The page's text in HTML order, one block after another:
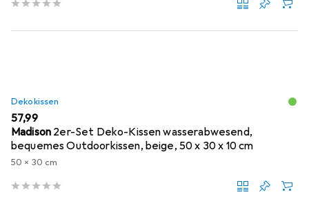
Dekokissen
EUR
57,99
Madison 2er-Set Deko-Kissen wasserabwesend,
bequemes Outdoorkissen, beige, 50 x 30 x 10 cm
50 x 30 cm